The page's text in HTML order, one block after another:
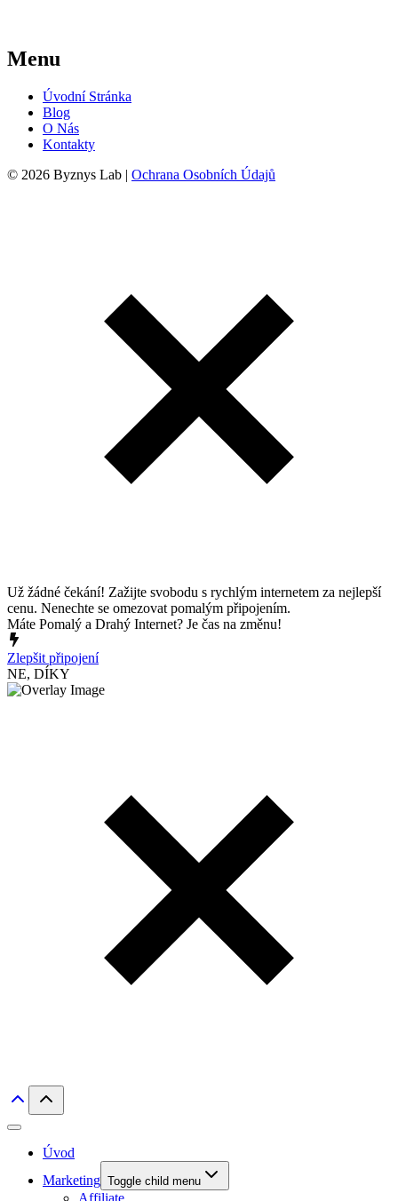
Menu
Úvodní Stránka
Blog
O Nás
Kontakty
© 2026 Byznys Lab | Ochrana Osobních Údajů
Už žádné čekání! Zažijte svobodu s rychlým internetem za nejlepší
cenu. Nenechte se omezovat pomalým připojením.
Máte Pomalý a Drahý Internet? Je čas na změnu!
Zlepšit připojení
NE, DÍKY
Úvod
Marketing Toggle child menu
Affiliate